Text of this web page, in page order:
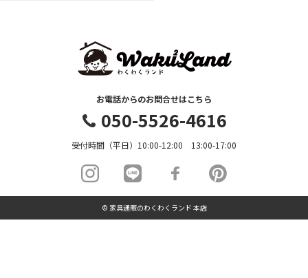
お電話からのお問合せはこちら
050-5526-4616
受付時間（平日）10:00-12:00 13:00-17:00
© 家具通販のわくわくランド 本店